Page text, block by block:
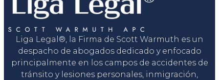
Liga Legal®, la Firma de Scott Warmuth es un
despacho de abogados dedicado y enfocado
principalmente en los campos de accidentes de
tránsito y lesiones personales, inmigración,